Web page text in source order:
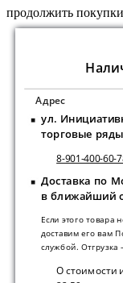
продолжить покупки
Адрес
ул.
торговые ряды
8-901-400-60-
Доставка по
в ближайший
Если этого товара
доставим его вам
службой. Отгрузка
О стоимости